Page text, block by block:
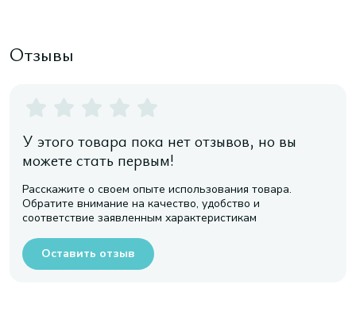
Отзывы
У этого товара пока нет отзывов, но вы
можете стать первым!
Расскажите о своем опыте использования товара.
Обратите внимание на качество, удобство и
соответствие заявленным характеристикам
Оставить отзыв